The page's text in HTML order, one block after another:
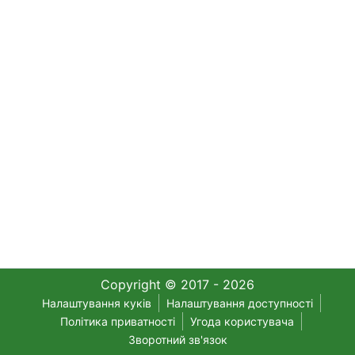
Copyright © 2017 - 2026
Налаштування куків
Налаштування доступності
Політика приватності
Угода користувача
Зворотний зв'язок